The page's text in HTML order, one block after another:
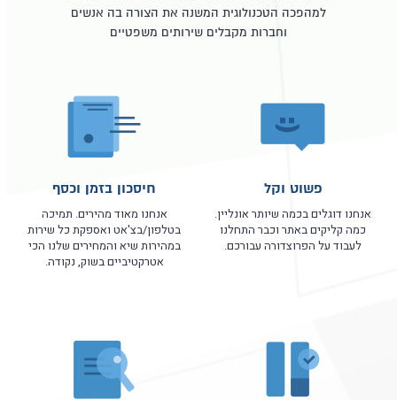
למהפכה הטכנולוגית המשנה את הצורה בה אנשים
וחברות מקבלים שירותים משפטיים
פשוט וקל
אנחנו דוגלים בכמה שיותר אונליין.
כמה קליקים באתר וכבר התחלנו
לעבוד על הפרוצדורה עבורכם.
חיסכון בזמן וכסף
אנחנו מאוד מהירים. תמיכה
בטלפון/בצ'אט ואספקת כל שירות
במהירות שיא והמחירים שלנו הכי
אטרקטיביים בשוק, נקודה.